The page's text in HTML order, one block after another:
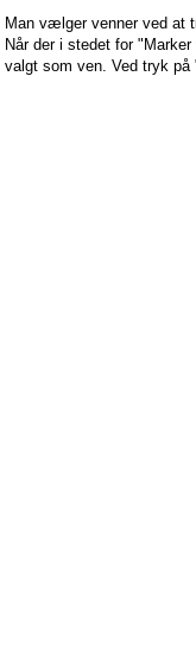
Man vælger venner ved at
Når der i stedet for
valgt som ven. Ved tryk